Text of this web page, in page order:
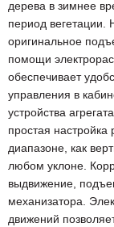
дерева в зимнее
период вегетации.
оригинальное
помощи
обеспечивает
управления в
устройства
простая
диапазоне, как
любом уклоне.
выдвижение,
механизатора.
движений